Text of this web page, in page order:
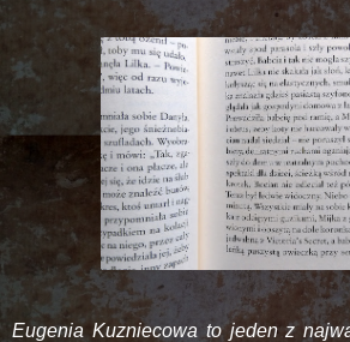
Eugenia Kuzniecowa to jeden z